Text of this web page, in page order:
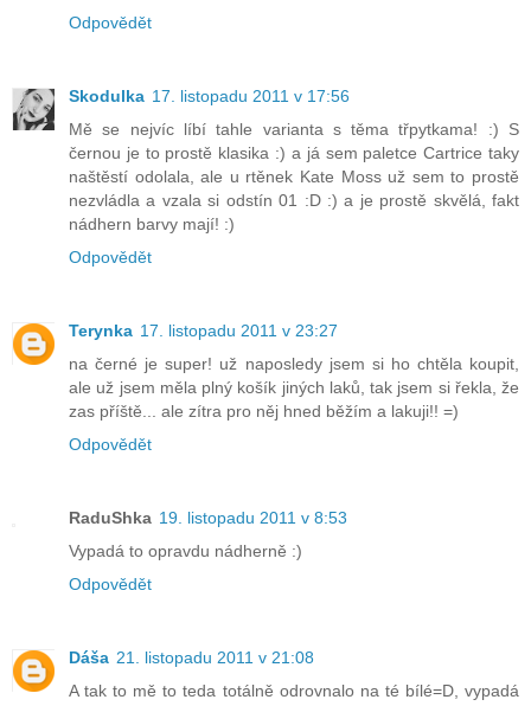
Odpovědět
Skodulka 17. listopadu 2011 v 17:56
Mě se nejvíc líbí tahle varianta s těma třpytkama! :) S
černou je to prostě klasika :) a já sem paletce Cartrice taky
naštěstí odolala, ale u rtěnek Kate Moss už sem to prostě
nezvládla a vzala si odstín 01 :D :) a je prostě skvělá, fakt
nádhern barvy mají! :)
Odpovědět
Terynka 17. listopadu 2011 v 23:27
na černé je super! už naposledy jsem si ho chtěla koupit,
ale už jsem měla plný košík jiných laků, tak jsem si řekla, že
zas příště... ale zítra pro něj hned běžím a lakuji!! =)
Odpovědět
RaduShka 19. listopadu 2011 v 8:53
Vypadá to opravdu nádherně :)
Odpovědět
Dáša 21. listopadu 2011 v 21:08
A tak to mě to teda totálně odrovnalo na té bílé=D, vypadá